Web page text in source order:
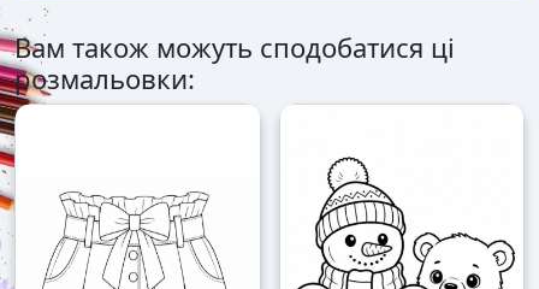
Вам також можуть сподобатися ці
розмальовки: